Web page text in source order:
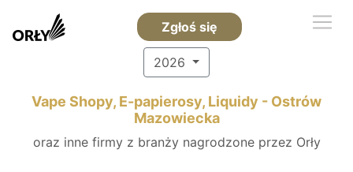
Zgłoś się
2026
Vape Shopy, E-papierosy, Liquidy - Ostrów
Mazowiecka
oraz inne firmy z branży nagrodzone przez Orły